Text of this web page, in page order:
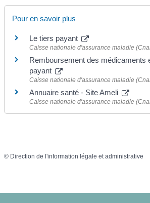
Pour en savoir plus
Le tiers payant
Caisse nationale d'assurance maladie
Remboursement des médicaments
payant
Caisse nationale d'assurance maladie
Annuaire santé - Site Ameli
Caisse nationale d'assurance maladie
© Direction de l'information légale et administrative